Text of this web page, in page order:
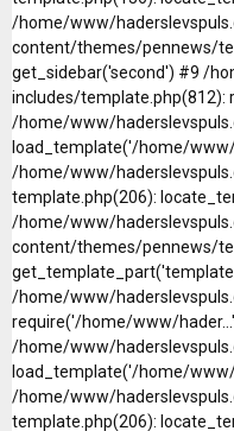
/home/www/
content/themes/pennews/
get_sidebar('second') #9 /
includes/
/home/www/
load_template('/home/www/
/home/www/
template.php(206):
/home/www/
content/themes/pennews/
/home/www/
require('/home/www/
/home/www/
load_template('/home/www/
/home/www/
template.php(206):